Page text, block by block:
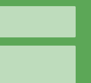
difficultés
d'alerte